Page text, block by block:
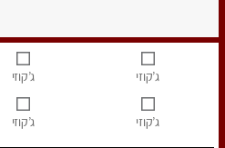
ג’קוזי ג’קוזי
ג’קוזי ג’קוזי